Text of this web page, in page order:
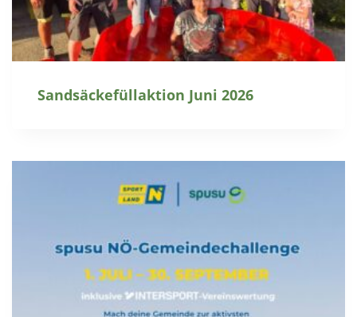
Sandsäckefüllaktion Juni 2026